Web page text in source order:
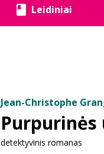
Leidiniai
Jean-Christophe
Purpurinės
detektyvinis romanas